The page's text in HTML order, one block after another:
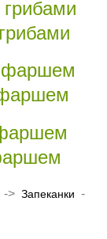
фаршем
->Запеканки -